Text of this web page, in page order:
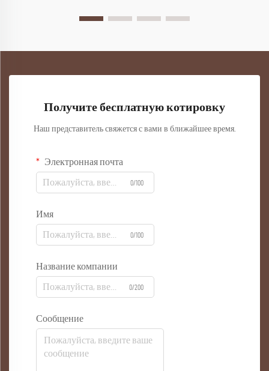
Получите бесплатную котировку
Наш представитель свяжется с вами в ближайшее время.
Электронная почта
0/100
Имя
0/100
Название компании
0/200
Сообщение